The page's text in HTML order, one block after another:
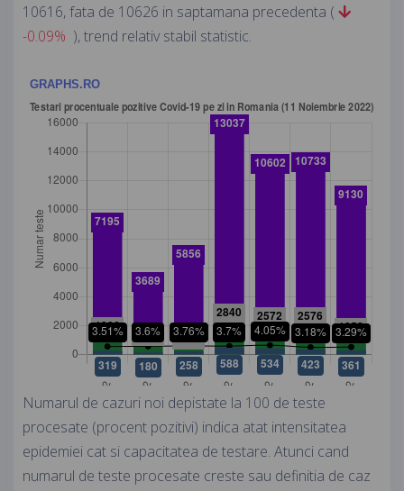
10616, fata de 10626 in saptamana precedenta (
-0.09% ), trend relativ stabil statistic.
Numarul de cazuri noi depistate la 100 de teste
procesate (procent pozitivi) indica atat intensitatea
epidemiei cat si capacitatea de testare. Atunci cand
numarul de teste procesate creste sau definitia de caz